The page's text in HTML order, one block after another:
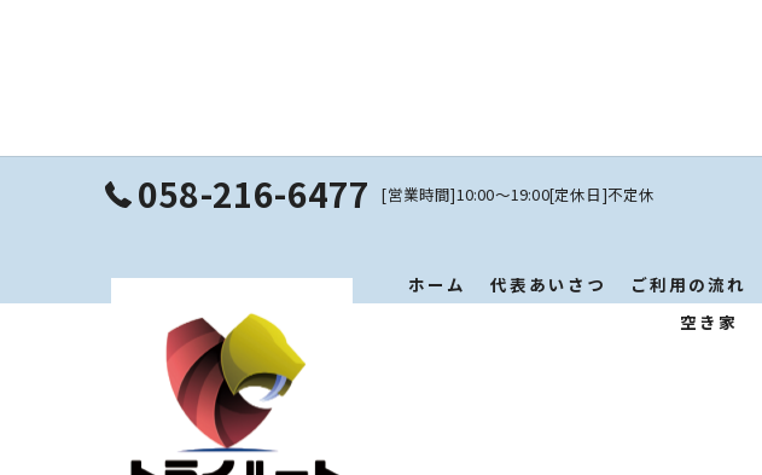
058-216-6477 [営業時間]10:00〜19:00[定休日]不定休
ホーム 代表あいさつ ご利用の流れ
空き家